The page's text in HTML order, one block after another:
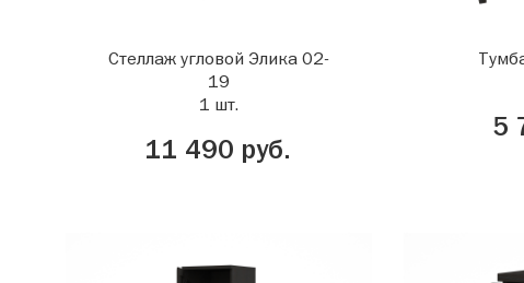
Стеллаж угловой Элика 02-
19
1 шт.
11 490 руб.
5